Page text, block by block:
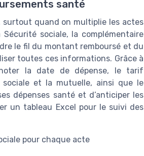
santé
quand on multiplie les actes
sociale, la complémentaire
le fil du montant remboursé et du
toutes ces informations. Grâce à
la date de dépense, le tarif
et la mutuelle, ainsi que le
dépenses santé et d’anticiper les
un tableau Excel pour le suivi des
pour chaque acte